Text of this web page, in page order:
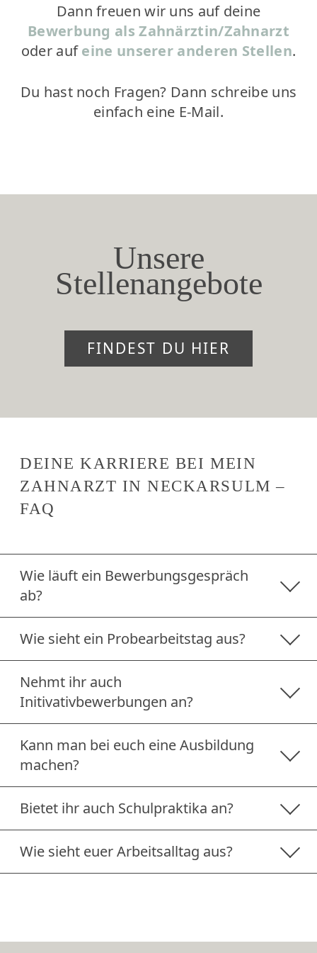
Dann freuen wir uns auf deine
Bewerbung als Zahnärztin/Zahnarzt
oder aufeine unserer anderen Stellen.
Du hast noch Fragen? Dann schreibe uns
einfach eine E-Mail.
Unsere
Stellenangebote
FINDEST DU HIER
DEINE KARRIERE BEI MEIN
ZAHNARZT IN NECKARSULM –
FAQ
Wie läuft ein Bewerbungsgespräch
ab?
Wie sieht ein Probearbeitstag aus?
Nehmt ihr auch
Initivativbewerbungen an?
Kann man bei euch eine Ausbildung
machen?
Bietet ihr auch Schulpraktika an?
Wie sieht euer Arbeitsalltag aus?